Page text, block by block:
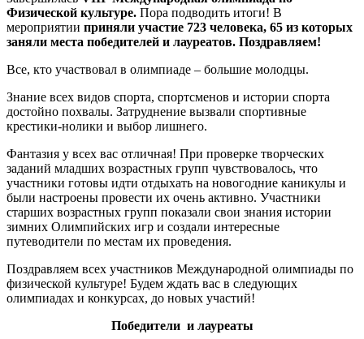
Физической культуре. Пора подводить итоги! В
мероприятии приняли участие 723 человека, 65 из которых
заняли места победителей и лауреатов. Поздравляем!
Все, кто участвовал в олимпиаде – большие молодцы.
Знание всех видов спорта, спортсменов и истории спорта
достойно похвалы. Затруднение вызвали спортивные
крестики-нолики и выбор лишнего.
Фантазия у всех вас отличная! При проверке творческих
заданий младших возрастных групп чувствовалось, что
участники готовы идти отдыхать на новогодние каникулы и
были настроены провести их очень активно. Участники
старших возрастных групп показали свои знания истории
зимних Олимпийских игр и создали интересные
путеводители по местам их проведения.
Поздравляем всех участников Международной олимпиады по
физической культуре! Будем ждать вас в следующих
олимпиадах и конкурсах, до новых участий!
Победители и лауреаты